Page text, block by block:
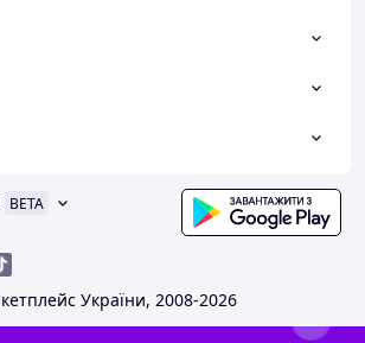
BETA
України, 2008-2026